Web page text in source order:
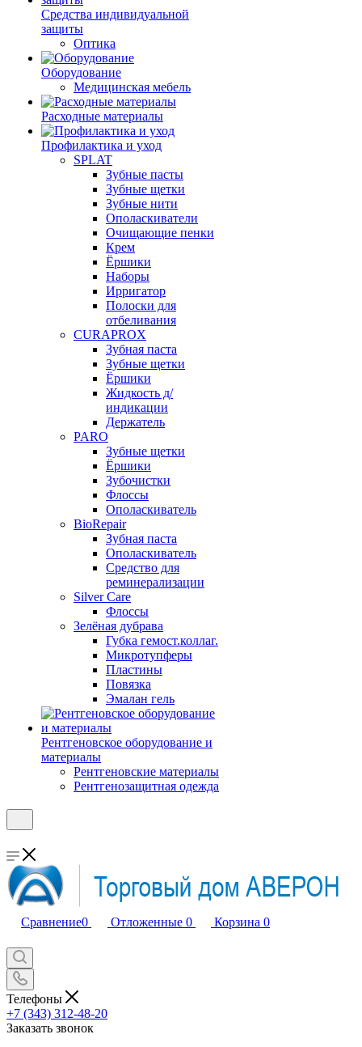
Средства индивидуальной
защиты
Оптика
Оборудование
Медицинская мебель
Расходные материалы
Профилактика и уход
SPLAT
Зубные пасты
Зубные щетки
Зубные нити
Ополаскиватели
Очищающие пенки
Крем
Ёршики
Наборы
Ирригатор
Полоски для
отбеливания
CURAPROX
Зубная паста
Зубные щетки
Ёршики
Жидкость д/
индикации
Держатель
PARO
Зубные щетки
Ёршики
Зубочистки
Флоссы
Ополаскиватель
BioRepair
Зубная паста
Ополаскиватель
Средство для
реминерализации
Silver Care
Флоссы
Зелёная дубрава
Губка гемост.коллаг.
Микротупферы
Пластины
Повязка
Эмалан гель
Рентгеновское оборудование и
материалы
Рентгеновские материалы
Рентгенозащитная одежда
Сравнение0 Отложенные 0 Корзина 0
Телефоны
+7 (343) 312-48-20
Заказать звонок